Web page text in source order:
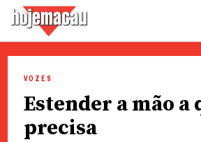
content
VOZES
Estender a mão a
precisa